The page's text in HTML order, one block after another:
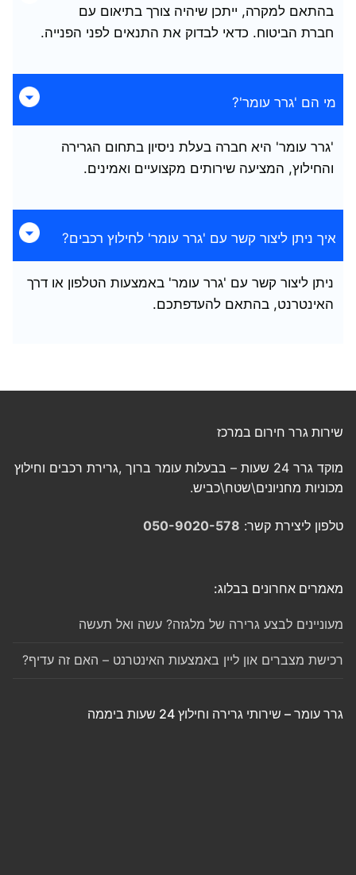
בהתאם למקרה, ייתכן שיהיה צורך בתיאום עם
חברת הביטוח. כדאי לבדוק את התנאים לפני הפנייה.
מי הם 'גרר עומר'?
'גרר עומר' היא חברה בעלת ניסיון בתחום הגרירה
והחילוץ, המציעה שירותים מקצועיים ואמינים.
איך ניתן ליצור קשר עם 'גרר עומר' לחילוץ רכבים?
ניתן ליצור קשר עם 'גרר עומר' באמצעות הטלפון או דרך
האינטרנט, בהתאם להעדפתכם.
שירות גרר חירום במרכז
מוקד גרר 24 שעות – בבעלות עומר ברוך ,גרירת רכבים וחילוץ
מכוניות מחניונים\שטח\כביש.
טלפון ליצירת קשר: 050-9020-578
מאמרים אחרונים בבלוג:
מעוניינים לבצע גרירה של מלגזה? עשה ואל תעשה
רכישת מצברים און ליין באמצעות האינטרנט – האם זה עדיף?
גרר עומר – שירותי גרירה וחילוץ 24 שעות ביממה